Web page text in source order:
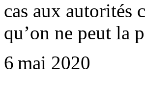
cas aux autorités
qu’on ne peut la
6 mai 2020